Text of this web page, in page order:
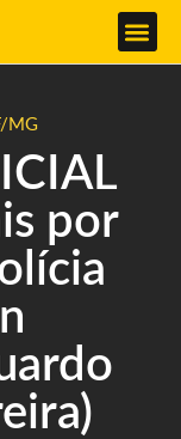
MG
por